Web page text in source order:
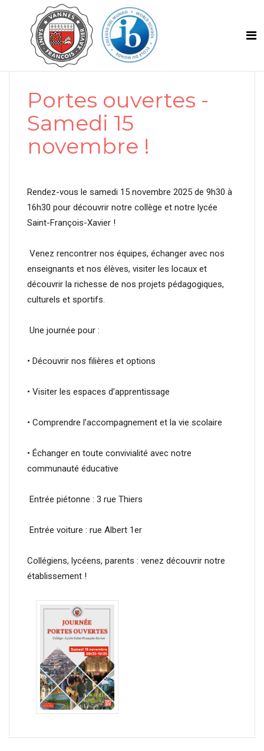
Portes ouvertes -
Samedi 15
novembre !
Rendez-vous le samedi 15 novembre 2025 de 9h30 à
16h30 pour découvrir notre collège et notre lycée
Saint-François-Xavier !
Venez rencontrer nos équipes, échanger avec nos
enseignants et nos élèves, visiter les locaux et
découvrir la richesse de nos projets pédagogiques,
culturels et sportifs.
Une journée pour :
• Découvrir nos filières et options
• Visiter les espaces d’apprentissage
• Comprendre l’accompagnement et la vie scolaire
• Échanger en toute convivialité avec notre
communauté éducative
Entrée piétonne : 3 rue Thiers
Entrée voiture : rue Albert 1er
Collégiens, lycéens, parents : venez découvrir notre
établissement !